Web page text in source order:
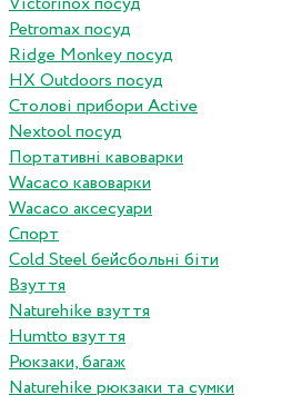
Petromax посуд
Ridge Monkey посуд
HX Outdoors посуд
Столові прибори Active
Nextool посуд
Портативні кавоварки
Wacaco кавоварки
Wacaco аксесуари
Спорт
Cold Steel бейсбольні біти
Взуття
Naturehike взуття
Humtto взуття
Рюкзаки, багаж
Naturehike рюкзаки та сумки